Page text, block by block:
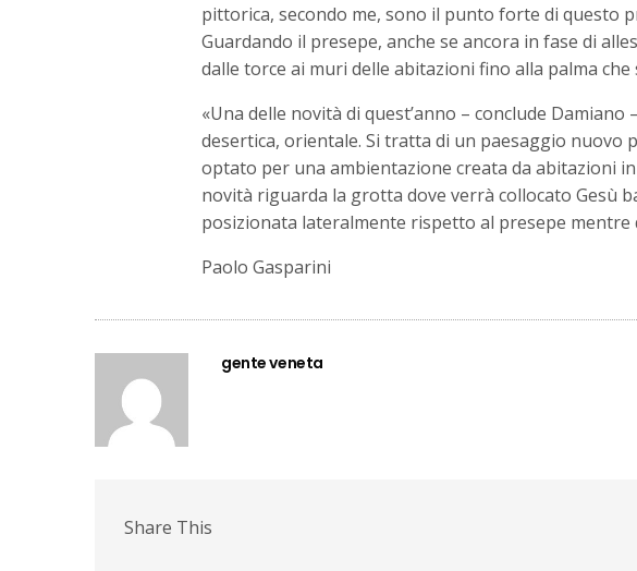
pittorica, secondo me, sono il punto forte di questo
Guardando il presepe, anche se ancora in fase di
dalle torce ai muri delle abitazioni fino alla palma
«Una delle novità di quest’anno – conclude Damiano
desertica, orientale. Si tratta di un paesaggio nuovo
optato per una ambientazione creata da abitazioni
novità riguarda la grotta dove verrà collocato Gesù
posizionata lateralmente rispetto al presepe mentre
Paolo Gasparini
gente veneta
Share This